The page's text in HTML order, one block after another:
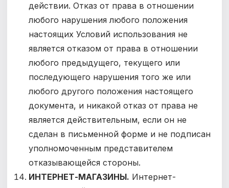
действии. Отказ от права в отношении
любого нарушения любого положения
настоящих Условий использования не
является отказом от права в отношении
любого предыдущего, текущего или
последующего нарушения того же или
любого другого положения настоящего
документа, и никакой отказ от права не
является действительным, если он не
сделан в письменной форме и не подписан
уполномоченным представителем
отказывающейся стороны.
ИНТЕРНЕТ-МАГАЗИНЫ. Интернет-